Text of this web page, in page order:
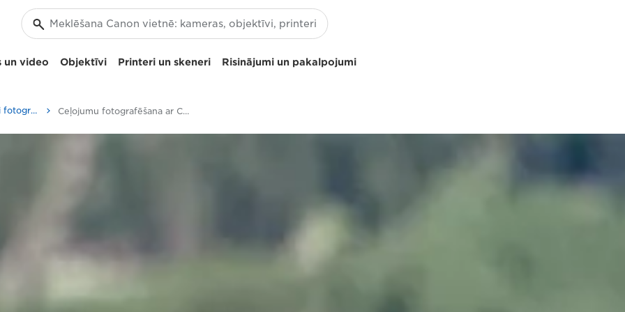
un video Objektīvi Printeri un skeneri Risinājumi un pakalpojumi
Padomi un paņēmieni fotografēšanai un drukāšanai Ceļojumu fotografēšana ar Canon PowerShot G5 X Mark II